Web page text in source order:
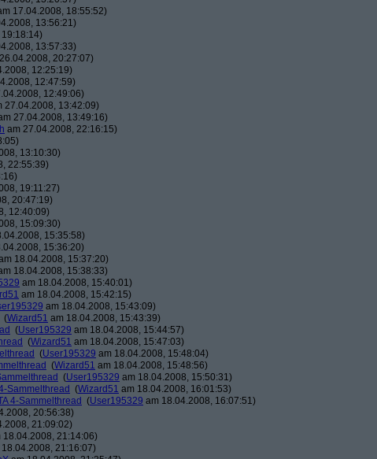
17.04.2008, 18:55:52)
13:56:21)
13:57:33)
20:27:07)
12:25:19)
12:47:59)
12:49:06)
27.04.2008, 13:42:09)
27.04.2008, 13:49:16)
am 27.04.2008, 22:16:15)
13:10:30)
22:55:39)
19:11:27)
20:47:19)
12:40:09)
15:09:30)
15:35:58)
15:36:20)
18.04.2008, 15:37:20)
18.04.2008, 15:38:33)
am 18.04.2008, 15:40:01)
am 18.04.2008, 15:42:15)
am 18.04.2008, 15:43:09)
(Wizard51 am 18.04.2008, 15:43:39)
(User195329 am 18.04.2008, 15:44:57)
(Wizard51 am 18.04.2008, 15:47:03)
(User195329 am 18.04.2008, 15:48:04)
(Wizard51 am 18.04.2008, 15:48:56)
(User195329 am 18.04.2008, 15:50:31)
Sammelthread (Wizard51 am 18.04.2008, 16:01:53)
4-Sammelthread (User195329 am 18.04.2008, 16:07:51)
20:56:38)
21:09:02)
18.04.2008, 21:14:06)
21:16:07)